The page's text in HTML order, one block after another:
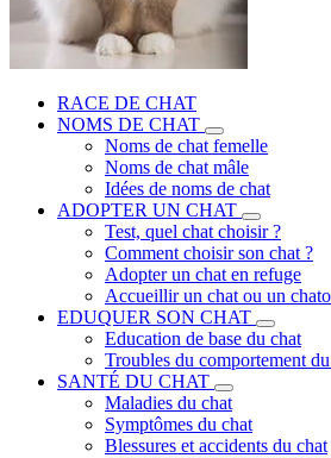
RACE DE CHAT
NOMS DE CHAT
Noms de chat femelle
Noms de chat mâle
Idées de noms de chat
ADOPTER UN CHAT
Test, quel chat choisir ?
Comment choisir son chat ?
Adopter un chat en refuge
Accueillir un chat ou un
EDUQUER SON CHAT
Education de base du chat
Troubles du comportement
SANTÉ DU CHAT
Maladies du chat
Symptômes du chat
Blessures et accidents du chat